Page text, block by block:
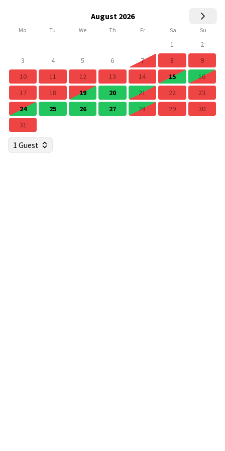
August 2026
Mo Tu We Th Fr Sa Su
1
2
3
4 5 6 7 8
9
10
11 12 13 14 15
16
17
18 19 20 21 22
23
24
25 26 27 28 29
30
31
1 Guest